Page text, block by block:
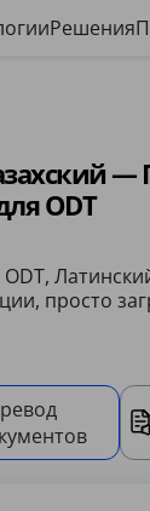
Решения
—
ODT
просто